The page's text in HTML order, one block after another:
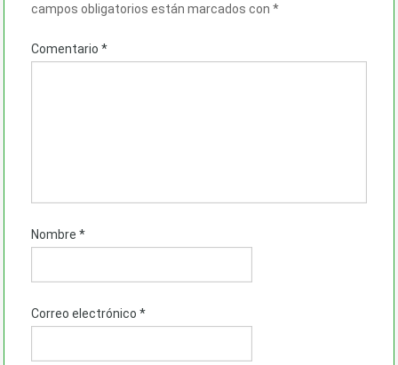
campos obligatorios están marcados con *
Comentario *
Nombre *
Correo electrónico *